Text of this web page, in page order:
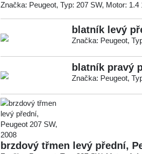
Značka: Peugeot, Typ: 207 SW, Motor:
blatník levý
Značka: Peugeot,
blatník pravý
Značka: Peugeot,
brzdový třmen levý přední,